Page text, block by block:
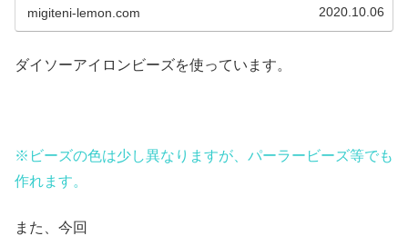
migiteni-lemon.com 2020.10.06
ダイソーアイロンビーズを使っています。
※ビーズの色は少し異なりますが、パーラービーズ等でも
作れます。
また、今回